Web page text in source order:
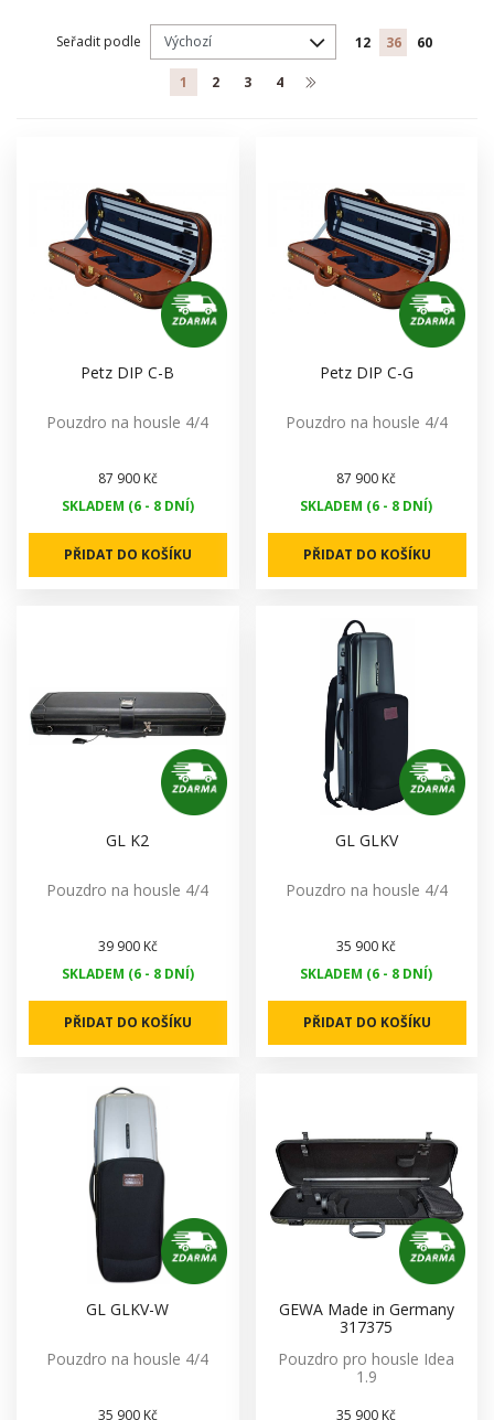
Seřadit podle 12 36 60
1 2 3 4
Petz DIP C-B
Pouzdro na housle 4/4
87 900 Kč
SKLADEM (6 - 8 DNÍ)
PŘIDAT DO KOŠÍKU
Petz DIP C-G
Pouzdro na housle 4/4
87 900 Kč
SKLADEM (6 - 8 DNÍ)
PŘIDAT DO KOŠÍKU
GL K2
Pouzdro na housle 4/4
39 900 Kč
SKLADEM (6 - 8 DNÍ)
PŘIDAT DO KOŠÍKU
GL GLKV
Pouzdro na housle 4/4
35 900 Kč
SKLADEM (6 - 8 DNÍ)
PŘIDAT DO KOŠÍKU
GL GLKV-W
Pouzdro na housle 4/4
35 900 Kč
GEWA Made in Germany
317375
Pouzdro pro housle Idea
1.9
35 900 Kč